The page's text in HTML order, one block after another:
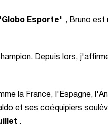
Esporte" , Bruno est
Depuis lors,
la France, l'Espagne,
et ses coéquipiers
.